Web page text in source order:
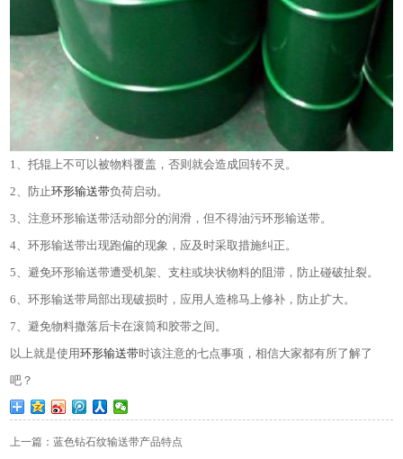
1
、托辊上不可以被物料覆盖，否则就会造成回转不灵。
2 、防止环形输送带负荷启动。
3 、注意环形输送带活动部分的润滑，但不得油污环形输送带。
4 、环形输送带出现跑偏的现象，应及时采取措施纠正。
5 、避免环形输送带遭受机架、支柱或块状物料的阻滞，防止碰破扯裂。
6 、环形输送带局部出现破损时，应用人造棉马上修补，防止扩大。
7 、避免物料撒落后卡在滚筒和胶带之间。
以上就是使用环形输送带时该注意的七点事项，相信大家都有所了解了
吧？
上一篇：蓝色钻石纹输送带产品特点